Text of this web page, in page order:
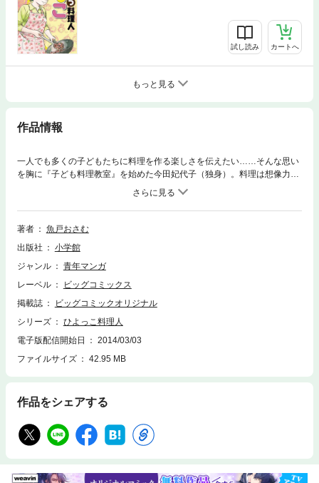
試し読み カートへ
もっと見る
作品情報
一人でも多くの子どもたちに料理を作る楽しさを伝えたい……そんな思い
を胸に『子ども料理教室』を始めた今田妃代子（独身）。料理は想像力や
発想力や子どもたちの好奇心を伸ばします。料理を通して知るさまざまな
喜びを主人公・妃代子と一緒に共有してみませんか？妃代子が料理教室を
立ち上げる本書では、初めての生徒を迎え、おにぎりの作り方を丁寧に教
える「おいしくな～れ！」の他、みんな大好き！卵焼きの作り方を描いた
収録。妃代子の料理への思いがギュッと詰まった栄養満点の一冊です。
著者
魚戸おさむ
出版社
小学館
ジャンル
青年マンガ
レーベル
ビッグコミックス
掲載誌
ビッグコミックオリジナル
シリーズ
ひよっこ料理人
電子版配信開始日
2014/03/03
ファイルサイズ
42.95 MB
作品をシェアする